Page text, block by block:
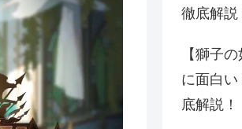
徹底解説
【獅子
に面白
底解説！